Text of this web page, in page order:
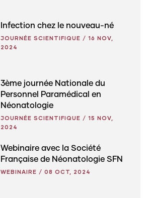
Infection chez le nouveau-né
JOURNÉE SCIENTIFIQUE / 16 NOV,
2024
3ème journée Nationale du
Personnel Paramédical en
Néonatologie
JOURNÉE SCIENTIFIQUE / 15 NOV,
2024
Webinaire avec la Société
Française de Néonatologie SFN
WEBINAIRE / 08 OCT, 2024